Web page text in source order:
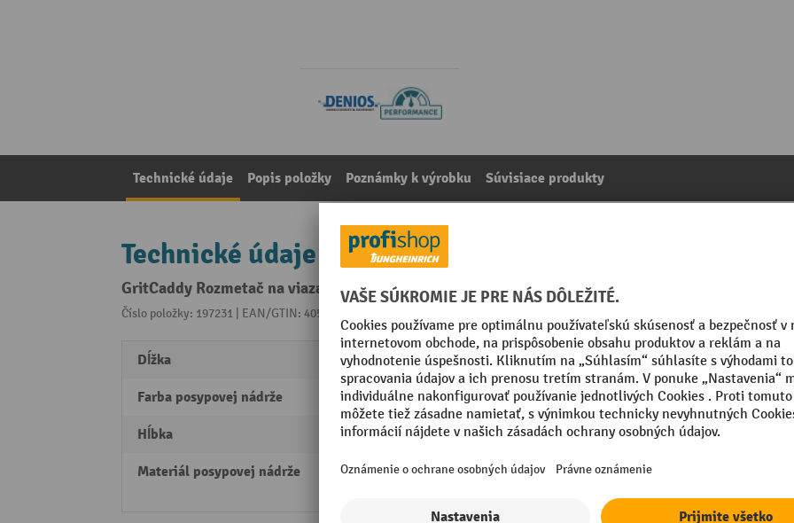
Technické údaje Popis položky Poznámky k výrobku Súvisiace produkty
Technické údaje
GritCaddy Rozmetač na viazanie granúl, objem 60 litrov
Číslo položky: 197231 | EAN/GTIN: 4055661012868
Dĺžka 669 mm
Farba posypovej nádrže sivá
Hĺbka 669 mm
Materiál posypovej nádrže
Linear-Low-Density-Polyethylen
Segmentu
Vlastná hmotnosť
Značka
Šírka